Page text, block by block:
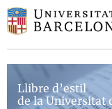
Llibre d’estil
de la Universitat